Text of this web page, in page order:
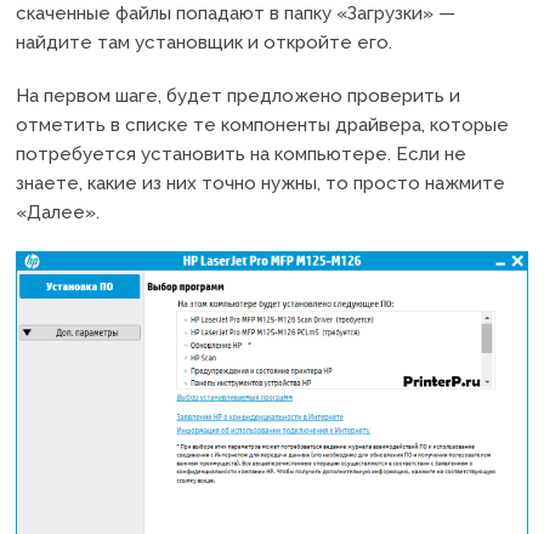
скаченные файлы попадают в папку «Загрузки» —
найдите там установщик и откройте его.
На первом шаге, будет предложено проверить и
отметить в списке те компоненты драйвера, которые
потребуется установить на компьютере. Если не
знаете, какие из них точно нужны, то просто нажмите
«Далее».